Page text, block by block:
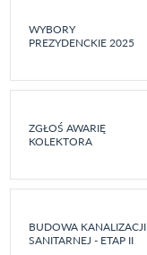
WYBORY
PREZYDENCKIE 2025
ZGŁOŚ AWARIĘ
KOLEKTORA
BUDOWA KANALIZACJI
SANITARNEJ - ETAP II